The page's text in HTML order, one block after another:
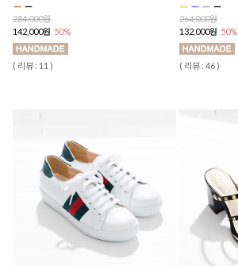
284,000원
142,000원 50%
( 리뷰 : 11 )
264,000원
132,000원 50%
( 리뷰 : 46 )